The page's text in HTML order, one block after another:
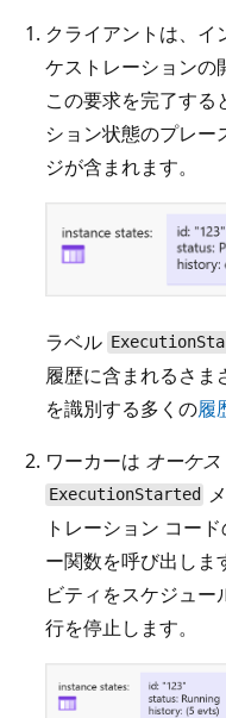
クライアントは、
ケストレーションの
この要求を完了する
ション状態のプレー
ジが含まれます。
ラベル
履歴に含まれるさま
を識別する多くの履
ワーカーは オーケ
ExecutionStarted
トレーション コー
ー関数を呼び出しま
ビティをスケジュ
行を停止します。